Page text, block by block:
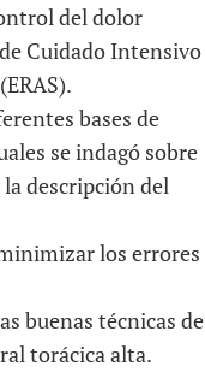
del dolor
Cuidado Intensivo
bases de
se indagó sobre
descripción del
los errores
buenas técnicas de
torácica alta.